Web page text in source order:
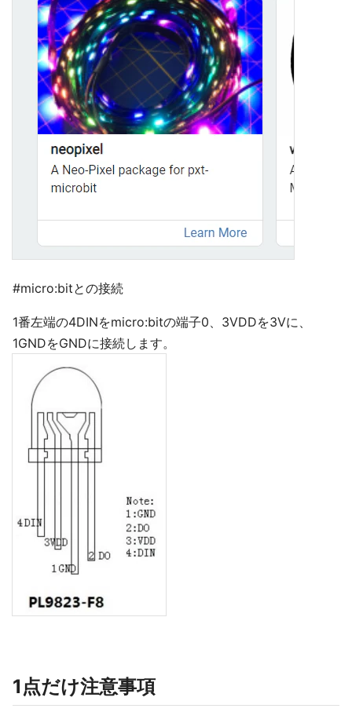
#micro:bitとの接続
1番左端の4DINをmicro:bitの端子0、3VDDを3Vに、
1GNDをGNDに接続します。
1点だけ注意事項